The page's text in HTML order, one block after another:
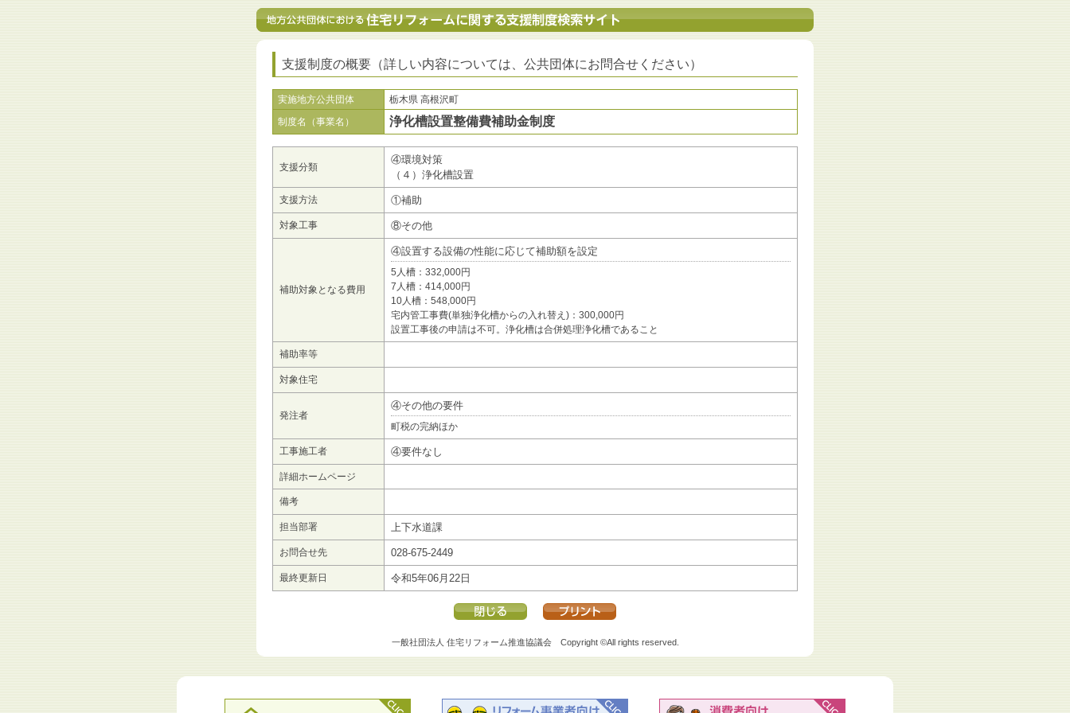
支援制度の概要（詳しい内容については、公共団体にお問合せください）
実施地方公共団体
栃木県 高根沢町
制度名（事業名）
浄化槽設置整備費補助金制度
支援分類
④環境対策
（４）浄化槽設置
支援方法 ①補助
対象工事 ⑧その他
補助対象となる費用
④設置する設備の性能に応じて補助額を設定
5人槽：332,000円
7人槽：414,000円
10人槽：548,000円
宅内管工事費(単独浄化槽からの入れ替え)：300,000円
設置工事後の申請は不可。浄化槽は合併処理浄化槽であること
補助率等
対象住宅
発注者
④その他の要件
町税の完納ほか
工事施工者 ④要件なし
詳細ホームページ
備考
担当部署 上下水道課
お問合せ先 028-675-2449
最終更新日 令和5年06月22日
一般社団法人 住宅リフォーム推進協議会Copyright ©All rights reserved.